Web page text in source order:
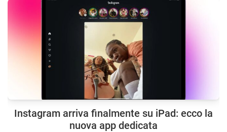
Instagram arriva finalmente su iPad: ecco la
nuova app dedicata